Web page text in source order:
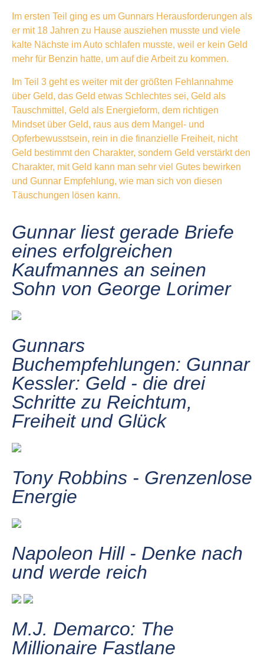
Im ersten Teil ging es um Gunnars Herausforderungen als
er mit 18 Jahren zu Hause ausziehen musste und viele
kalte Nächste im Auto schlafen musste, weil er kein Geld
mehr für Benzin hatte, um auf die Arbeit zu kommen.
Im Teil 3 geht es weiter mit der größten Fehlannahme
über Geld, das Geld etwas Schlechtes sei, Geld als
Tauschmittel, Geld als Energieform, dem richtigen
Mindset über Geld, raus aus dem Mangel- und
Opferbewusstsein, rein in die finanzielle Freiheit, nicht
Geld bestimmt den Charakter, sondern Geld verstärkt den
Charakter, mit Geld kann man sehr viel Gutes bewirken
und Gunnar Empfehlung, wie man sich von diesen
Täuschungen lösen kann.
Gunnar liest gerade Briefe
eines erfolgreichen
Kaufmannes an seinen
Sohn von George Lorimer
Gunnars
Buchempfehlungen: Gunnar
Kessler: Geld - die drei
Schritte zu Reichtum,
Freiheit und Glück
Tony Robbins - Grenzenlose
Energie
Napoleon Hill - Denke nach
und werde reich
M.J. Demarco: The
Millionaire Fastlane